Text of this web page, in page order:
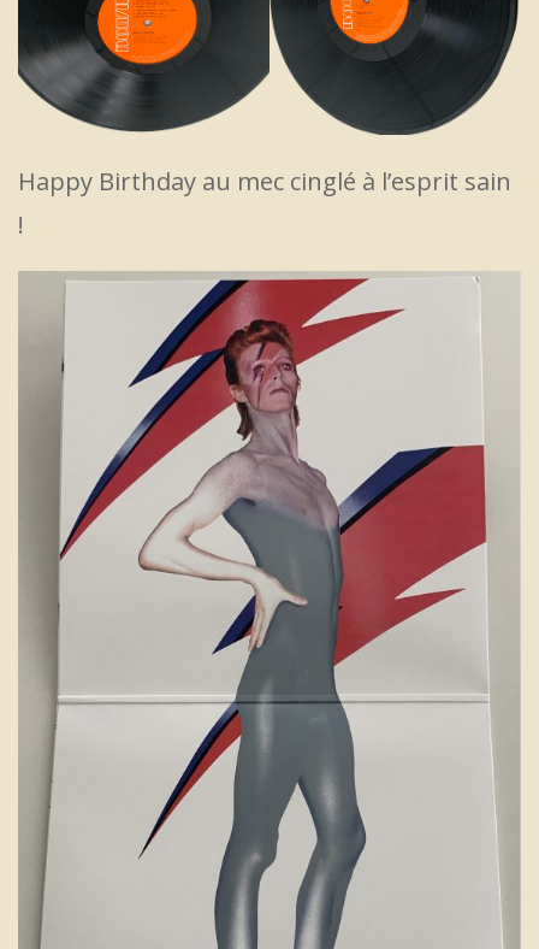
Happy Birthday au mec cinglé à l’esprit sain
!